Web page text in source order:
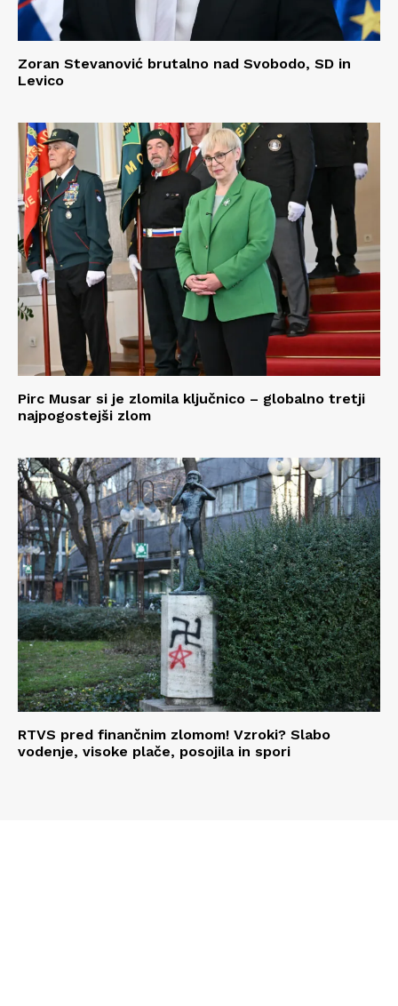
Zoran Stevanović brutalno nad Svobodo, SD in
Levico
Pirc Musar si je zlomila ključnico – globalno tretji
najpogostejši zlom
RTVS pred finančnim zlomom! Vzroki? Slabo
vodenje, visoke plače, posojila in spori